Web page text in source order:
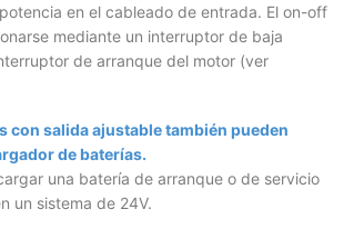
en el cableado de entrada. El on-off
mediante un interruptor de baja
de arranque del motor (ver
con salida ajustable también pueden
de baterías.
una batería de arranque o de servicio
un sistema de 24V.